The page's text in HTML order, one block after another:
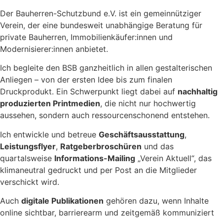
Der Bauherren-Schutzbund e.V. ist ein gemeinnütziger
Verein, der eine bundesweit unabhängige Beratung für
private Bauherren, Immobilienkäufer:innen und
Modernisierer:innen anbietet.
Ich begleite den BSB ganzheitlich in allen gestalterischen
Anliegen – von der ersten Idee bis zum finalen
Druckprodukt. Ein Schwerpunkt liegt dabei auf nachhaltig
produzierten Printmedien, die nicht nur hochwertig
aussehen, sondern auch ressourcenschonend entstehen.
Ich entwickle und betreue Geschäftsausstattung,
Leistungsflyer, Ratgeberbroschüren und das
quartalsweise Informations-Mailing „Verein Aktuell“, das
klimaneutral gedruckt und per Post an die Mitglieder
verschickt wird.
Auch digitale Publikationen gehören dazu, wenn Inhalte
online sichtbar, barrierearm und zeitgemäß kommuniziert